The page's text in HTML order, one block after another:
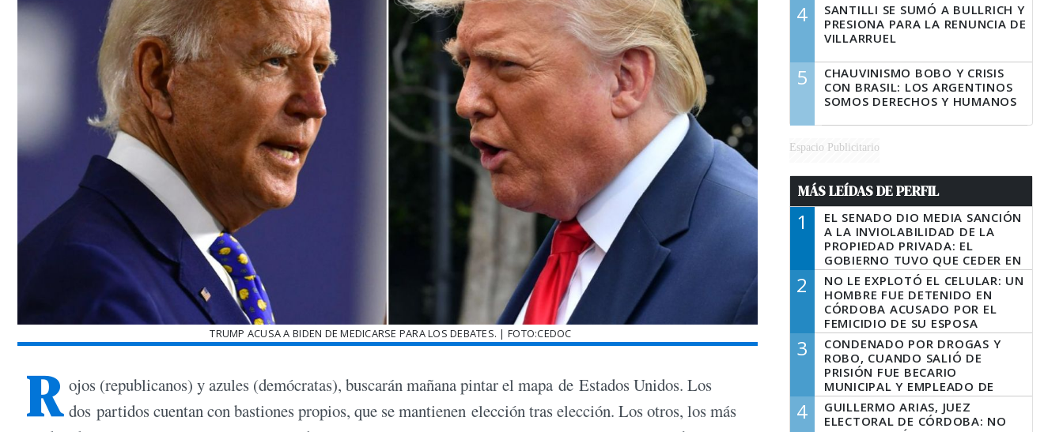
TRUMP ACUSA A BIDEN DE MEDICARSE PARA LOS DEBATES. | FOTO:CEDOC
R ojos (republicanos) y azules (demócratas), buscarán mañana pintar el mapa de Estados Unidos. Los
dos partidos cuentan con bastiones propios, que se mantienen elección tras elección. Los otros, los más
4
SANTILLI SE SUMÓ A BULLRICH Y
PRESIONA PARA LA RENUNCIA DE
VILLARRUEL
5
CHAUVINISMO BOBO Y CRISIS
CON BRASIL: LOS ARGENTINOS
SOMOS DERECHOS Y HUMANOS
Espacio Publicitario
MÁS LEÍDAS DE PERFIL
1
EL SENADO DIO MEDIA SANCIÓN
A LA INVIOLABILIDAD DE LA
PROPIEDAD PRIVADA: EL
GOBIERNO TUVO QUE CEDER EN
LA LEY DEL MANEJO DEL FUEGO
2
NO LE EXPLOTÓ EL CELULAR: UN
HOMBRE FUE DETENIDO EN
CÓRDOBA ACUSADO POR EL
FEMICIDIO DE SU ESPOSA
3
CONDENADO POR DROGAS Y
ROBO, CUANDO SALIÓ DE
PRISIÓN FUE BECARIO
MUNICIPAL Y EMPLEADO DE
SENAF
4
GUILLERMO ARIAS, JUEZ
ELECTORAL DE CÓRDOBA: NO